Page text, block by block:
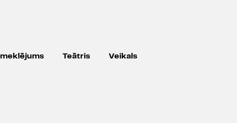
Teātris Veikals